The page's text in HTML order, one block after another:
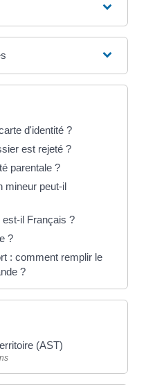
d'identité ?
est rejeté ?
parentale ?
mineur peut-il
il Français ?
?
: comment remplir le
?
(AST)